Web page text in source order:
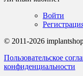
Войти
© 2011-2026
Пользовательское
конфиденциальности